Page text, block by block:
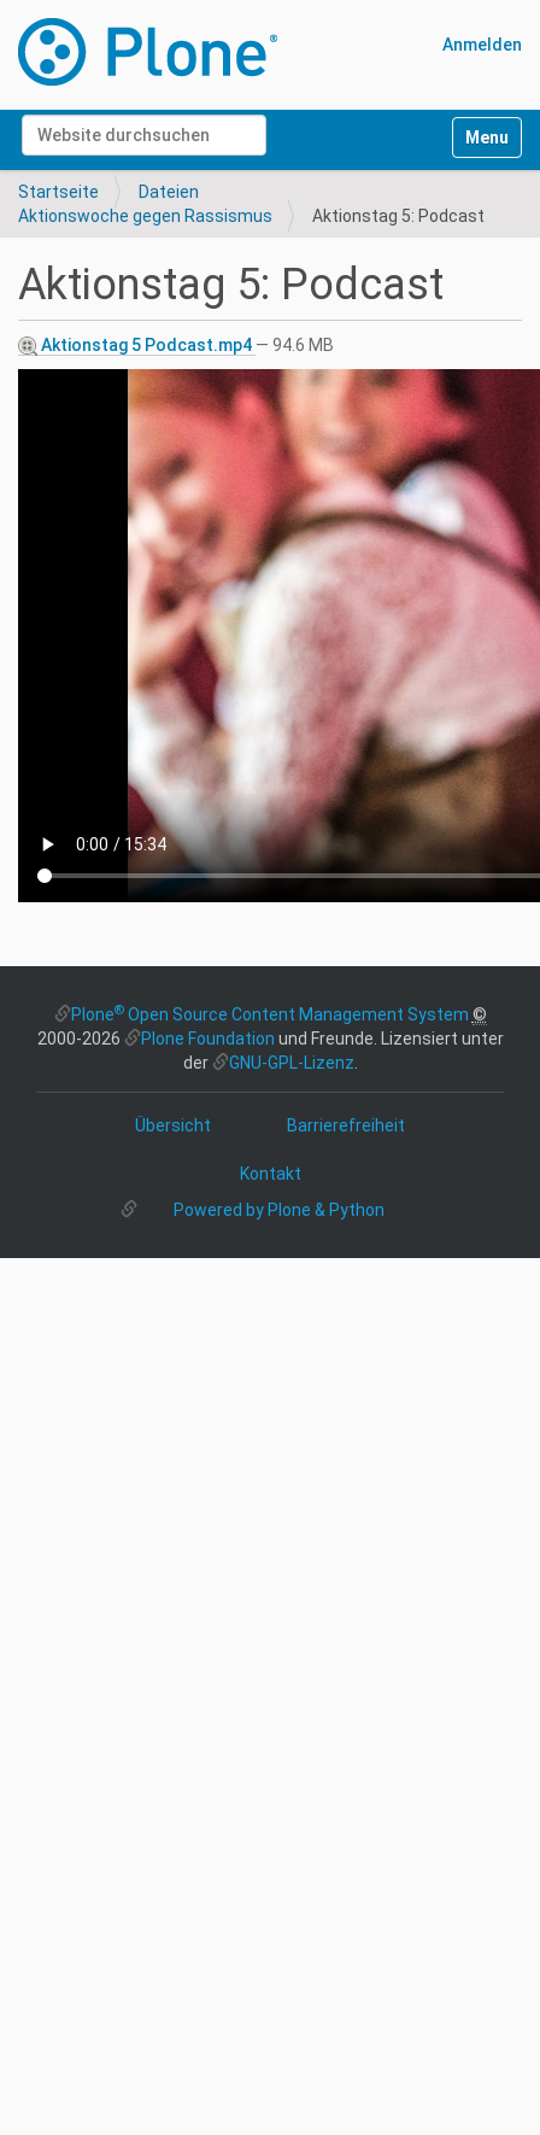
Website durchsuchen
Erweiterte Suche…
Anmelden
Startseite
Dateien
Aktionswoche gegen Rassismus
Aktionstag 5: Podcast
Aktionstag 5: Podcast
Aktionstag 5 Podcast.mp4 — 94.6 MB
Plone®Open Source Content Management System ©
2000-2026
Plone Foundation und Freunde. Lizensiert unter
der
GNU-GPL-Lizenz
Übersicht Barrierefreiheit
Kontakt
Powered by Plone & Python